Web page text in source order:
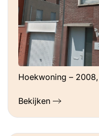
Hoekwoning –
Bekijken